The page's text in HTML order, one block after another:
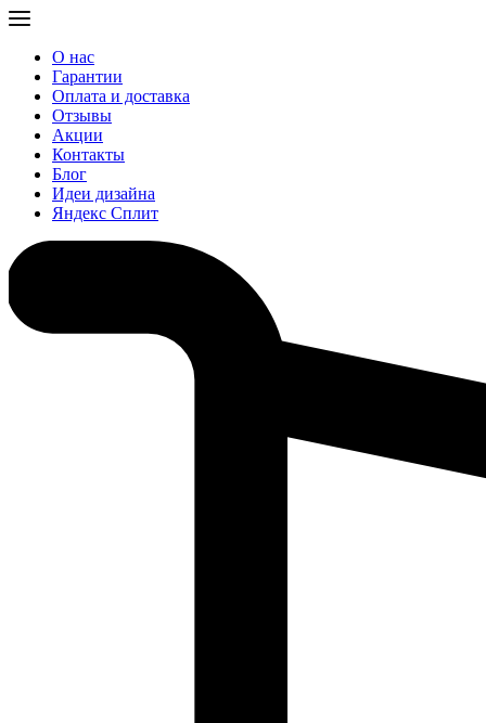
О нас
Гарантии
Оплата и доставка
Отзывы
Акции
Контакты
Блог
Идеи дизайна
Яндекс Сплит